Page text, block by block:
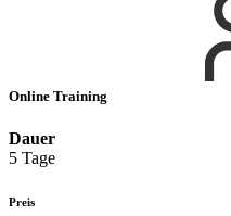
Online Training
Dauer
5 Tage
Preis